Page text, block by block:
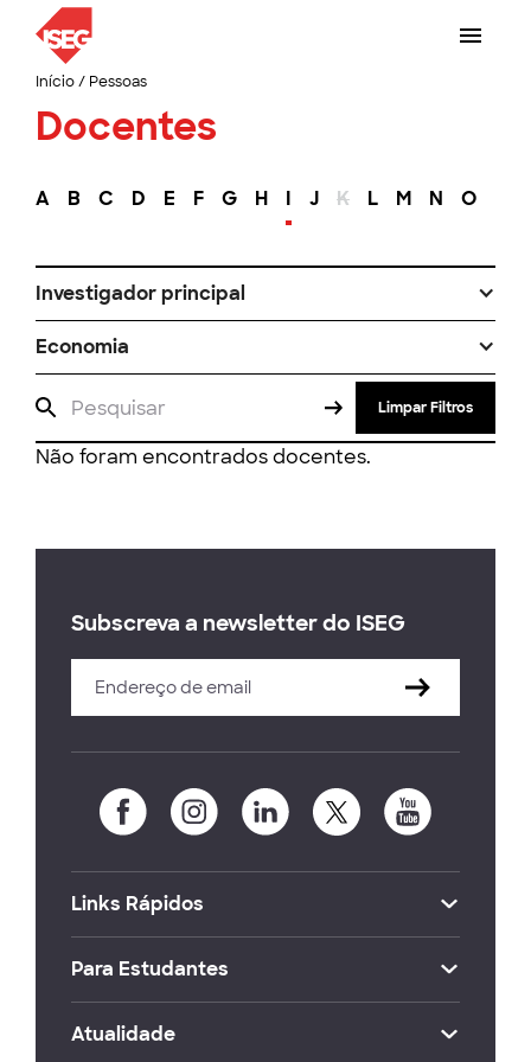
Início/ Pessoas
Docentes
A B C D E F G H I J K L M N O
Investigador principal
Economia
Limpar Filtros
Não foram encontrados docentes.
Subscreva a newsletter do ISEG
Links Rápidos
Para Estudantes
Atualidade